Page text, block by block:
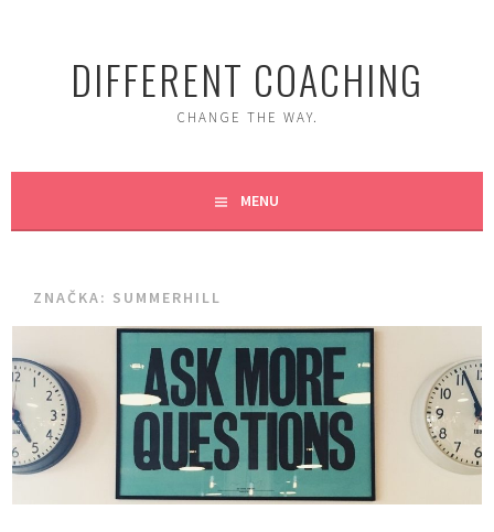
DIFFERENT COACHING
CHANGE THE WAY.
MENU
ZNAČKA: SUMMERHILL